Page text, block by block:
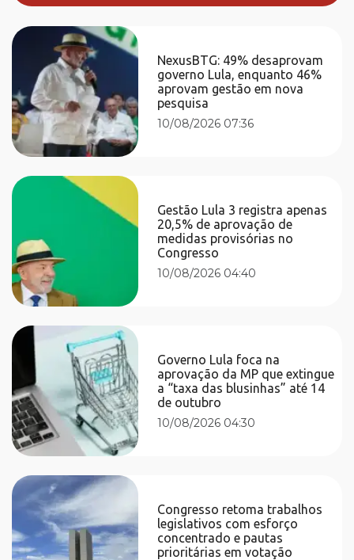
NexusBTG: 49% desaprovam
governo Lula, enquanto 46%
aprovam gestão em nova
pesquisa
10/08/2026 07:36
Gestão Lula 3 registra apenas
20,5% de aprovação de
medidas provisórias no
Congresso
10/08/2026 04:40
Governo Lula foca na
aprovação da MP que extingue
a “taxa das blusinhas” até 14
de outubro
10/08/2026 04:30
Congresso retoma trabalhos
legislativos com esforço
concentrado e pautas
prioritárias em votação